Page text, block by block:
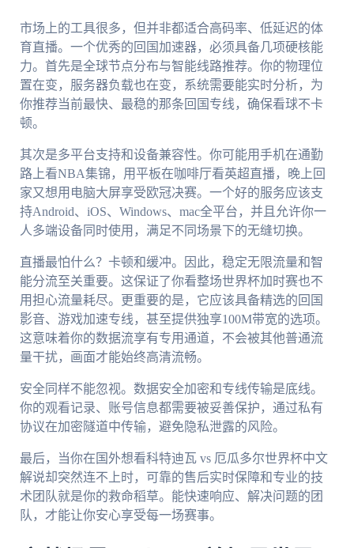
市场上的工具很多，但并非都适合高码率、低延迟的体
育直播。一个优秀的回国加速器，必须具备几项硬核能
力。首先是全球节点分布与智能线路推荐。你的物理位
置在变，服务器负载也在变，系统需要能实时分析，为
你推荐当前最快、最稳的那条回国专线，确保看球不卡
顿。
其次是多平台支持和设备兼容性。你可能用手机在通勤
路上看NBA集锦，用平板在咖啡厅看英超直播，晚上回
家又想用电脑大屏享受欧冠决赛。一个好的服务应该支
持Android、iOS、Windows、mac全平台，并且允许你一
人多端设备同时使用，满足不同场景下的无缝切换。
直播最怕什么？卡顿和缓冲。因此，稳定无限流量和智
能分流至关重要。这保证了你看整场世界杯加时赛也不
用担心流量耗尽。更重要的是，它应该具备精选的回国
影音、游戏加速专线，甚至提供独享100M带宽的选项。
这意味着你的数据流享有专用通道，不会被其他普通流
量干扰，画面才能始终高清流畅。
安全同样不能忽视。数据安全加密和专线传输是底线。
你的观看记录、账号信息都需要被妥善保护，通过私有
协议在加密隧道中传输，避免隐私泄露的风险。
最后，当你在国外想看科特迪瓦 vs 厄瓜多尔世界杯中文
解说却突然连不上时，可靠的售后实时保障和专业的技
术团队就是你的救命稻草。能快速响应、解决问题的团
队，才能让你安心享受每一场赛事。